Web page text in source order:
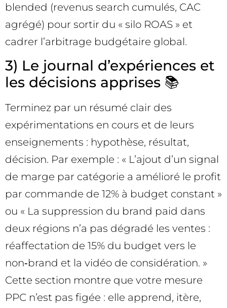
blended (revenus search cumulés, CAC
agrégé) pour sortir du « silo ROAS » et
cadrer l’arbitrage budgétaire global.
3) Le journal d’expériences et
les décisions apprises 📚
Terminez par un résumé clair des
expérimentations en cours et de leurs
enseignements : hypothèse, résultat,
décision. Par exemple : « L’ajout d’un signal
de marge par catégorie a amélioré le profit
par commande de 12% à budget constant »
ou « La suppression du brand paid dans
deux régions n’a pas dégradé les ventes :
réaffectation de 15% du budget vers le
non‑brand et la vidéo de considération. »
Cette section montre que votre mesure
PPC n’est pas figée : elle apprend, itère,